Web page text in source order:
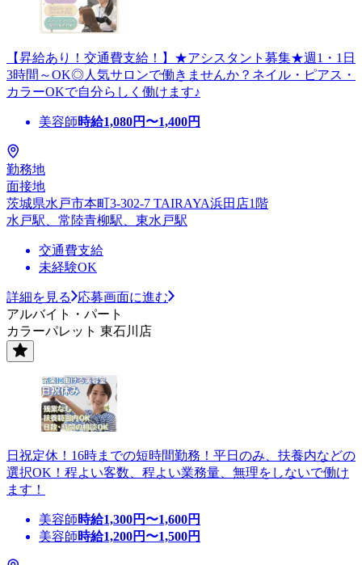
【昇給あり！交通費支給！】★アシスタント募集★週1・1日
3時間～OK◎人気サロンで働きませんか？ネイル・ピアス・
カラーOKで自分らしく働けます♪
美容師時給1,080円〜1,400円
勤務地
面接地
茨城県水戸市本町3-302-7 TAIRAYA浜田店1階
水戸駅、常陸青柳駅、東水戸駅
交通費支給
未経験OK
詳細を見る
応募画面に進む
アルバイト・パート
カラーパレット 東石川店
日祝定休！16時までの短時間勤務！平日のみ、扶養内などの
選択OK！程よい客数、程よい業務量、無理をしないで働け
ます！
美容師時給1,300円〜1,600円
美容師時給1,200円〜1,500円